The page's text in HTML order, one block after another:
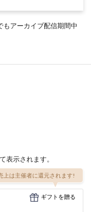
アーカイブ配信期間中
表示されます。
上は主催者に還元されます!
ギフトを贈る